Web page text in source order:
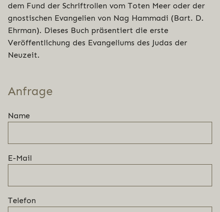
dem Fund der Schriftrollen vom Toten Meer oder der
gnostischen Evangelien von Nag Hammadi (Bart. D.
Ehrman). Dieses Buch präsentiert die erste
Veröffentlichung des Evangeliums des Judas der
Neuzeit.
Anfrage
Name
E-Mail
Telefon